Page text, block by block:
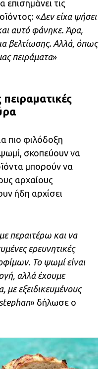
τις
«Δεν είχα ψήσει
αυτό φάνηκε. Άρα,
βελτίωσης. Αλλά, όπως
πειράματα»
πιο φιλόδοξη
σκοπεύουν να
μπορούν να
αρχαίους
ήδη αρχίσει
περαιτέρω και να
ερευνητικές
Το ψωμί είναι
αλλά έχουμε
με εξειδικευμένους
» δήλωσε ο